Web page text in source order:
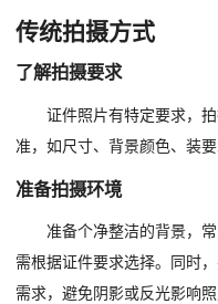
传统拍摄方式
了解拍摄要求
证件照片有特定要求，
准，如尺寸、背景颜色、装
准备拍摄环境
准备个净整洁的背景，
需根据证件要求选择。同时
需求，避免阴影或反光影响